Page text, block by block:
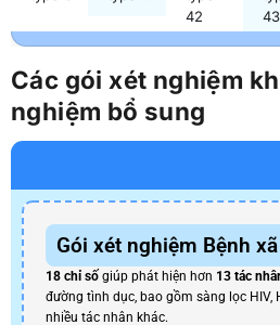
42
43
Các gói xét nghiệm
nghiệm bổ sung
Gói xét nghiệm Bệnh
18 chỉ số giúp phát hiện hơn 13 tác
đường tình dục, bao gồm sàng lọc HIV,
nhiều tác nhân khác.